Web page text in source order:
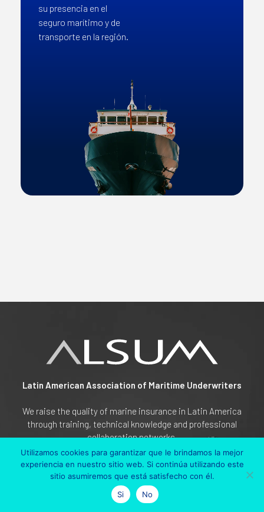
su presencia en el
seguro marítimo y de
transporte en la región.
Latin American Association of Maritime Underwriters
We raise the quality of marine insurance in Latin America
through training, technical knowledge and professional
collaboration networks.
CONTACT
Utilizamos cookies para garantizar que le brindamos la mejor
experiencia en nuestro sitio web. Si continúa utilizando este
sitio asumiremos que está satisfecho con él.
Si
No